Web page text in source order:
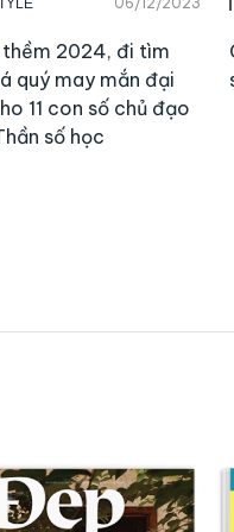
thềm 2024, đi tìm
quý may mắn đại
11 con số chủ đạo
số học